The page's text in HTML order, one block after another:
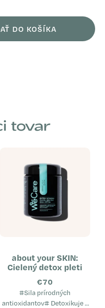
DO KOŠÍKA
tovar
about your SKIN:
Cielený detox pleti
€70
#Sila prírodných
antioxidantov# Detoxikuje a